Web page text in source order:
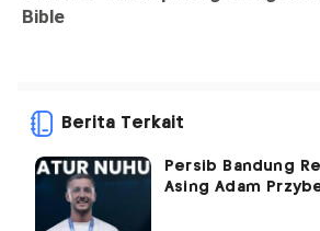
Berita Terkait
Persib Bandung
Asing Adam